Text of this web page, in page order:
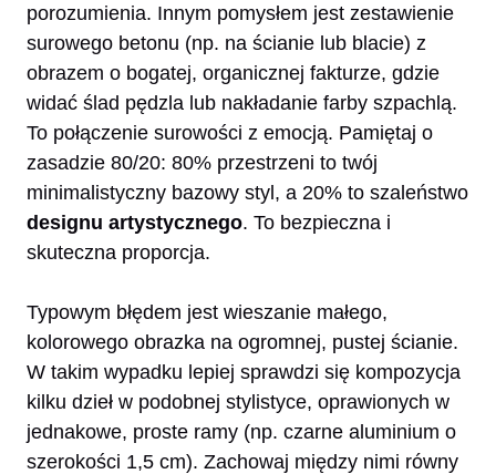
porozumienia. Innym pomysłem jest zestawienie
surowego betonu (np. na ścianie lub blacie) z
obrazem o bogatej, organicznej fakturze, gdzie
widać ślad pędzla lub nakładanie farby szpachlą.
To połączenie surowości z emocją. Pamiętaj o
zasadzie 80/20: 80% przestrzeni to twój
minimalistyczny bazowy styl, a 20% to szaleństwo
designu artystycznego. To bezpieczna i
skuteczna proporcja.
Typowym błędem jest wieszanie małego,
kolorowego obrazka na ogromnej, pustej ścianie.
W takim wypadku lepiej sprawdzi się kompozycja
kilku dzieł w podobnej stylistyce, oprawionych w
jednakowe, proste ramy (np. czarne aluminium o
szerokości 1,5 cm). Zachowaj między nimi równy